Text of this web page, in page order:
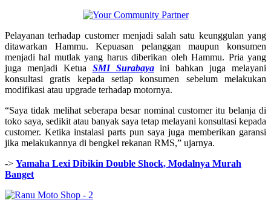
Pelayanan terhadap customer menjadi salah satu keunggulan yang
ditawarkan Hammu. Kepuasan pelanggan maupun konsumen
menjadi hal mutlak yang harus diberikan oleh Hammu. Pria yang
juga menjadi Ketua SMI Surabayaini bahkan juga melayani
konsultasi gratis kepada setiap konsumen sebelum melakukan
modifikasi atau upgrade terhadap motornya.
“Saya tidak melihat seberapa besar nominal customer itu belanja di
toko saya, sedikit atau banyak saya tetap melayani konsultasi kepada
customer. Ketika instalasi parts pun saya juga memberikan garansi
jika melakukannya di bengkel rekanan RMS,” ujarnya.
-> Yamaha Lexi Dibikin Double Shock, Modalnya Murah
Banget